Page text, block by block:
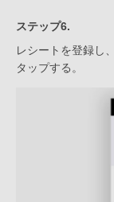
ステップ6.
レシートを登録し
タップする。